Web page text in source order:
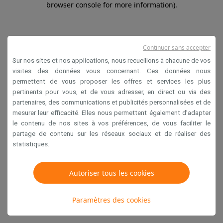
browser console for more information).
Sur nos sites et nos applications, nous recueillons à chacune de vos
visites des données vous concernant. Ces données nous
permettent de vous proposer les offres et services les plus
pertinents pour vous, et de vous adresser, en direct ou via des
partenaires, des communications et publicités personnalisées et de
mesurer leur efficacité. Elles nous permettent également d’adapter
le contenu de nos sites à vos préférences, de vous faciliter le
partage de contenu sur les réseaux sociaux et de réaliser des
statistiques.
Autoriser tous les cookies
Paramètres des cookies
Continuer sans accepter